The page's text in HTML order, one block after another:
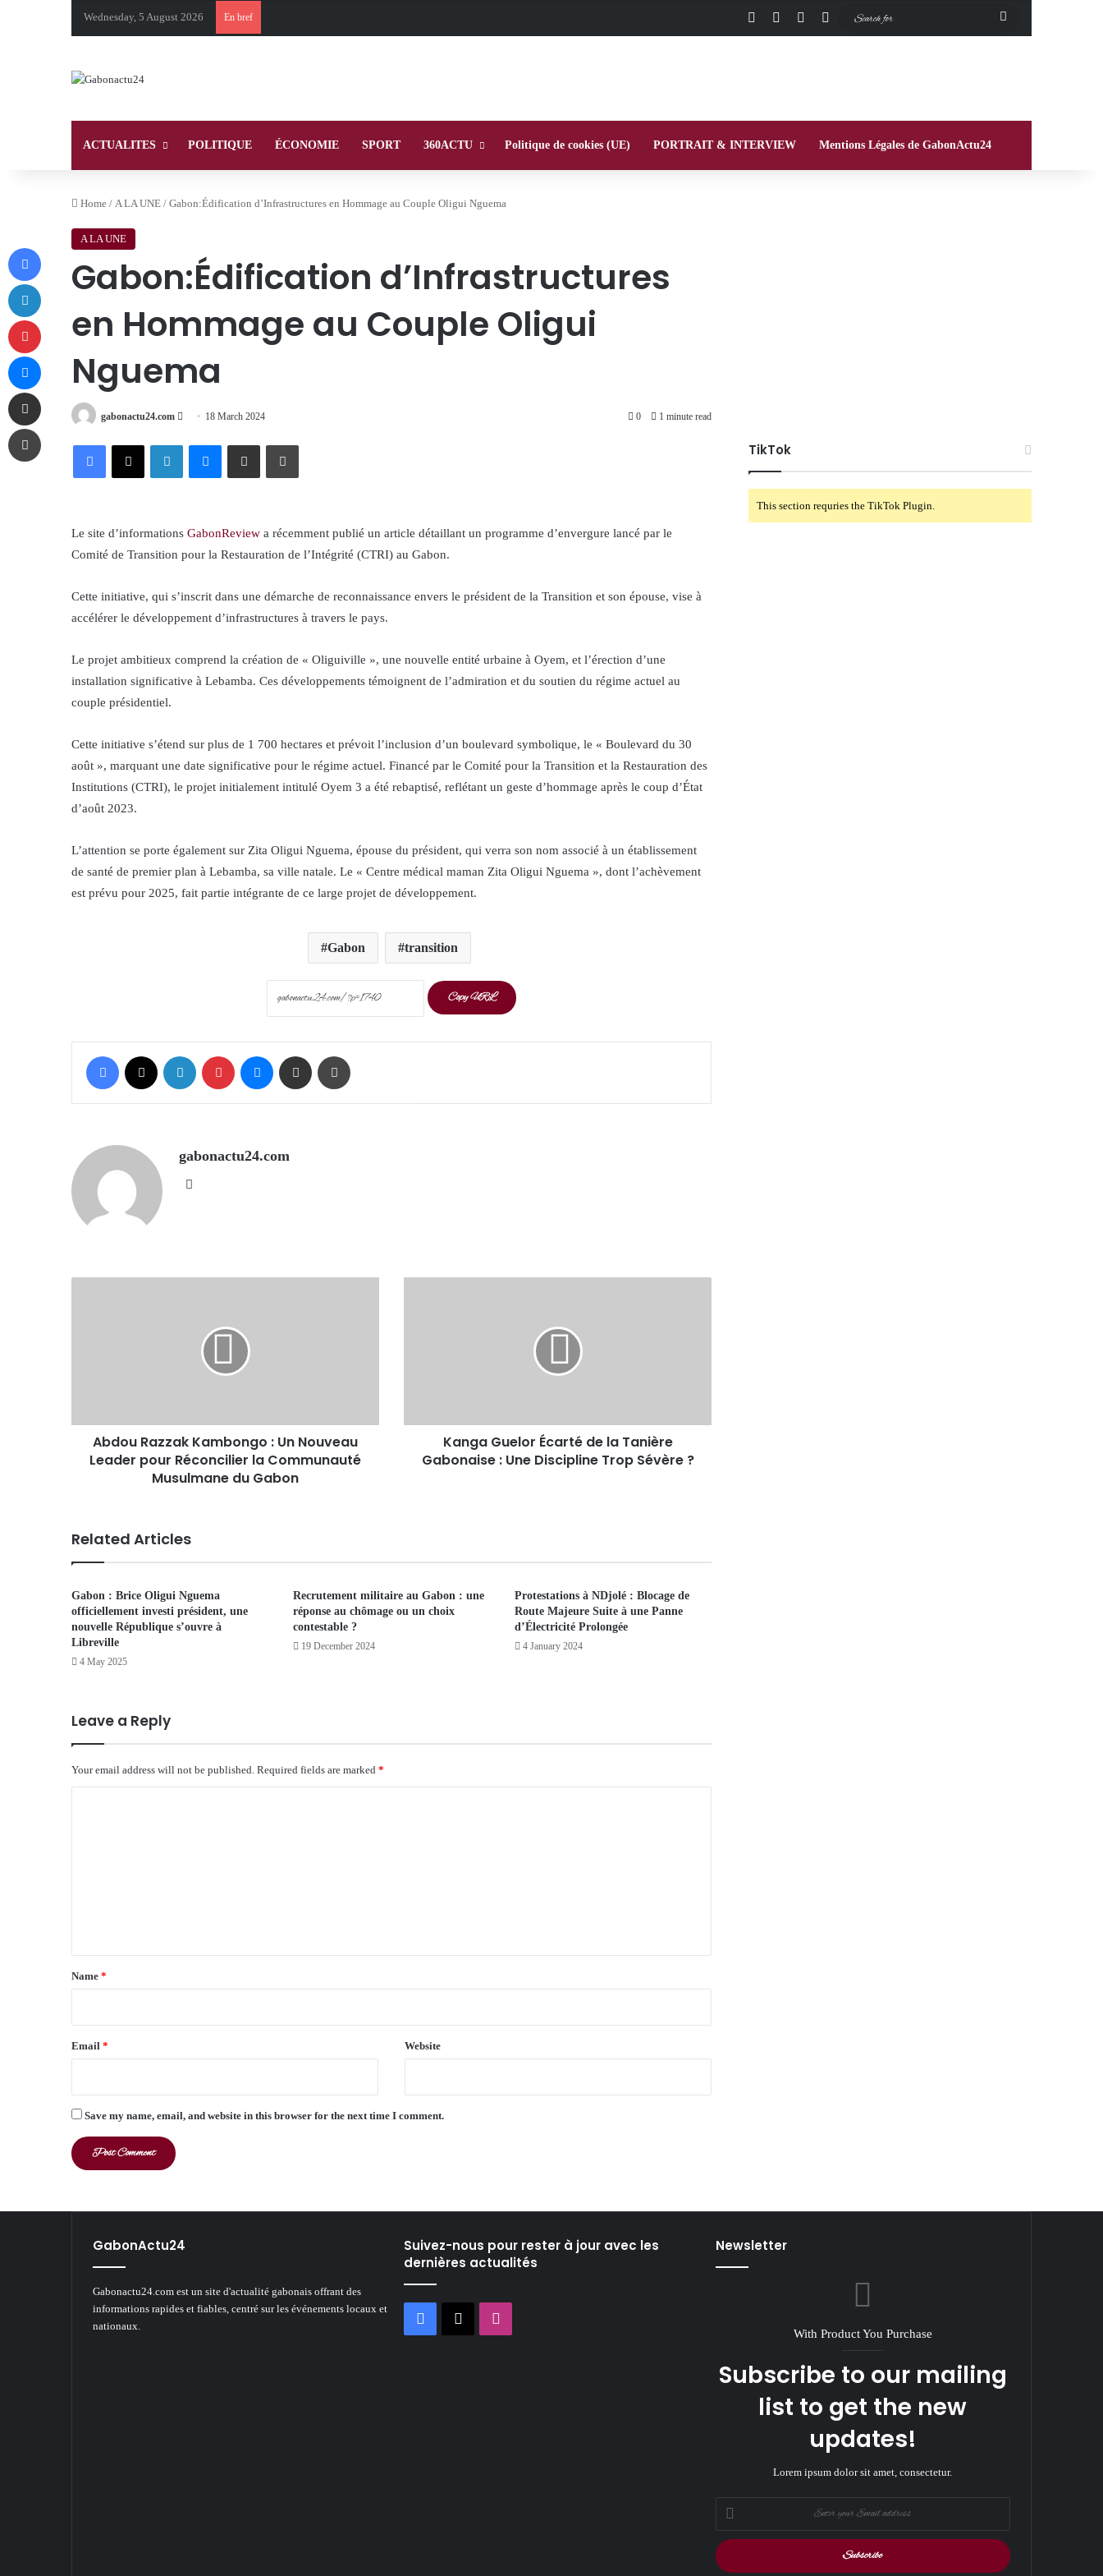
Wednesday, 5 August 2026 En bref Facebook InstagramSwitch skin
ACTUALITES POLITIQUE ÉCONOMIE SPORT 360ACTU Politique de cookies (UE) PORTRAIT & INTERVIEW Mentions Légales de GabonActu24
Home / A LA UNE / Gabon:Édification d’Infrastructures en Hommage au Couple Oligui Nguema
A LA UNE
Gabon:Édification d’Infrastructures
en Hommage au Couple Oligui
Nguema
gabonactu24.com
Send 18 March 2024 0 1 minute read
FacebookX LinkedInMessengerShare via Email Print
Le site d’informations GabonReview a récemment publié un article détaillant un programme d’envergure lancé par le
Comité de Transition pour la Restauration de l’Intégrité (CTRI) au Gabon.
Cette initiative, qui s’inscrit dans une démarche de reconnaissance envers le président de la Transition et son épouse, vise à
accélérer le développement d’infrastructures à travers le pays.
Le projet ambitieux comprend la création de « Oliguiville », une nouvelle entité urbaine à Oyem, et l’érection d’une
installation significative à Lebamba. Ces développements témoignent de l’admiration et du soutien du régime actuel au
couple présidentiel.
Cette initiative s’étend sur plus de 1 700 hectares et prévoit l’inclusion d’un boulevard symbolique, le « Boulevard du 30
août », marquant une date significative pour le régime actuel. Financé par le Comité pour la Transition et la Restauration des
Institutions (CTRI), le projet initialement intitulé Oyem 3 a été rebaptisé, reflétant un geste d’hommage après le coup d’État
d’août 2023.
L’attention se porte également sur Zita Oligui Nguema, épouse du président, qui verra son nom associé à un établissement
de santé de premier plan à Lebamba, sa ville natale. Le « Centre médical maman Zita Oligui Nguema », dont l’achèvement
est prévu pour 2025, fait partie intégrante de ce large projet de développement.
Gabon transition
Copy URL
Facebook LinkedIn Pinterest Messenger Share via Email
gabonactu24.com
Abdou Razzak Kambongo : Un Nouveau
Leader pour Réconcilier la Communauté
Musulmane du Gabon
Kanga Guelor Écarté de la Tanière
Gabonaise : Une Discipline Trop Sévère ?
Related Articles
Gabon : Brice Oligui Nguema
officiellement investi président, une
nouvelle République s’ouvre à
Libreville
4 May 2025
Recrutement militaire au Gabon : une
réponse au chômage ou un choix
contestable ?
19 December 2024
Protestations à NDjolé : Blocage de
Route Majeure Suite à une Panne
d’Électricité Prolongée
4 January 2024
Leave a Reply
Your email address will not be published. Required fields are marked *
*
Name *
Email * Website
Save my name, email, and website in this browser for the next time I comment.
TikTok
This section requries the TikTok Plugin.
GabonActu24
Gabonactu24.com est un site d'actualité gabonais offrant des
informations rapides et fiables, centré sur les événements locaux et
nationaux.
Suivez-nous pour rester à jour avec les
dernières actualités
Facebook
X
Newsletter
With Product You Purchase
Subscribe to our mailing
list to get the new
updates!
Lorem ipsum dolor sit amet, consectetur.
Enter
your
Email
address
Facebook
LinkedIn
Pinterest